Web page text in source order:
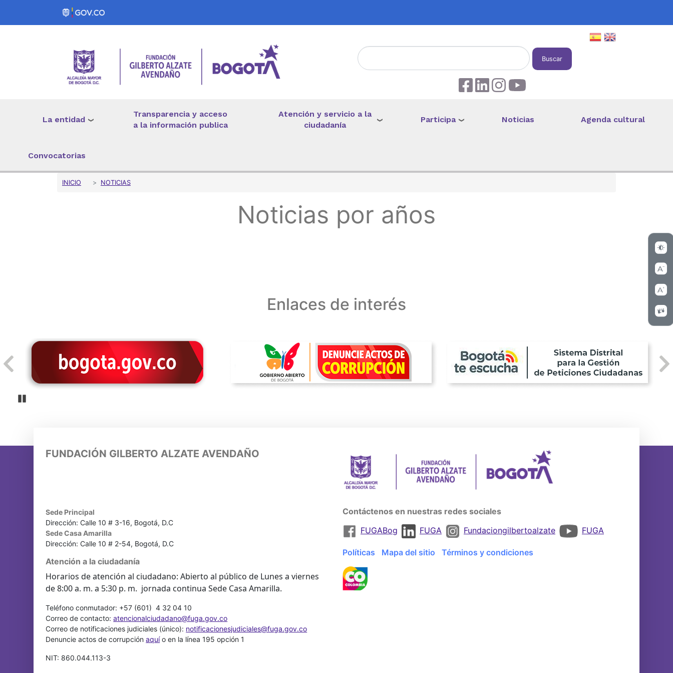
Pasar al contenido principal
Buscar
La entidad
Transparencia y acceso
a la información publica
Atención y servicio a la
ciudadanía
Participa Noticias Agenda cultural
Convocatorias
Sobrescribir enlaces de ayuda a la navegación
INICIO NOTICIAS
Noticias por años
Enlaces de interés
FUNDACIÓN GILBERTO ALZATE AVENDAÑO
Sede Principal
Dirección: Calle 10 # 3-16, Bogotá, D.C
Sede Casa Amarilla
Dirección: Calle 10 # 2-54, Bogotá, D.C
Atención a la ciudadanía
Horarios de atención al ciudadano: Abierto al público de Lunes a viernes
de 8:00 a. m. a 5:30 p. m. jornada continua Sede Casa Amarilla.
Teléfono conmutador: +57 (601) 4 32 04 10
Correo de contacto:atencionalciudadano@fuga.gov.co
Correo de notificaciones judiciales (único): notificacionesjudiciales@fuga.gov.co
Denuncie actos de corrupciónaquío en la línea 195 opción 1
NIT: 860.044.113-3
Contáctenos en nuestras redes sociales
FUGABog
FUGA Fundaciongilbertoalzate FUGA
Políticas Mapa del sitio Términos y condiciones